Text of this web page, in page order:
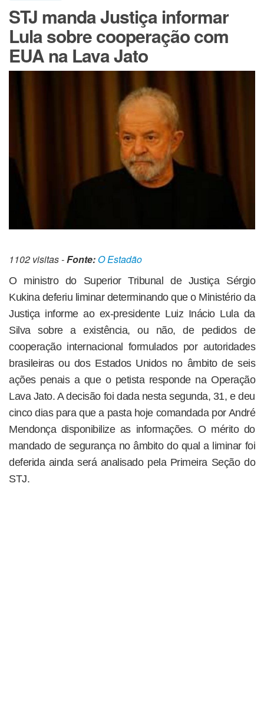
STJ manda Justiça informar
Lula sobre cooperação com
EUA na Lava Jato
1102 visitas -Fonte:O Estadão
O ministro do Superior Tribunal de Justiça Sérgio
Kukina deferiu liminar determinando que o Ministério da
Justiça informe ao ex-presidente Luiz Inácio Lula da
Silva sobre a existência, ou não, de pedidos de
cooperação internacional formulados por autoridades
brasileiras ou dos Estados Unidos no âmbito de seis
ações penais a que o petista responde na Operação
Lava Jato. A decisão foi dada nesta segunda, 31, e deu
cinco dias para que a pasta hoje comandada por André
Mendonça disponibilize as informações. O mérito do
mandado de segurança no âmbito do qual a liminar foi
deferida ainda será analisado pela Primeira Seção do
STJ.